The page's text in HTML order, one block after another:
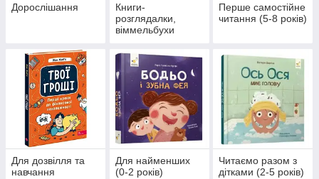
Дорослішання
Книги-
розглядалки,
віммельбухи
Перше самостійне
читання (5-8 років)
Для дозвілля та
навчання
Для найменших
(0-2 років)
Читаємо разом з
дітками (2-5 років)